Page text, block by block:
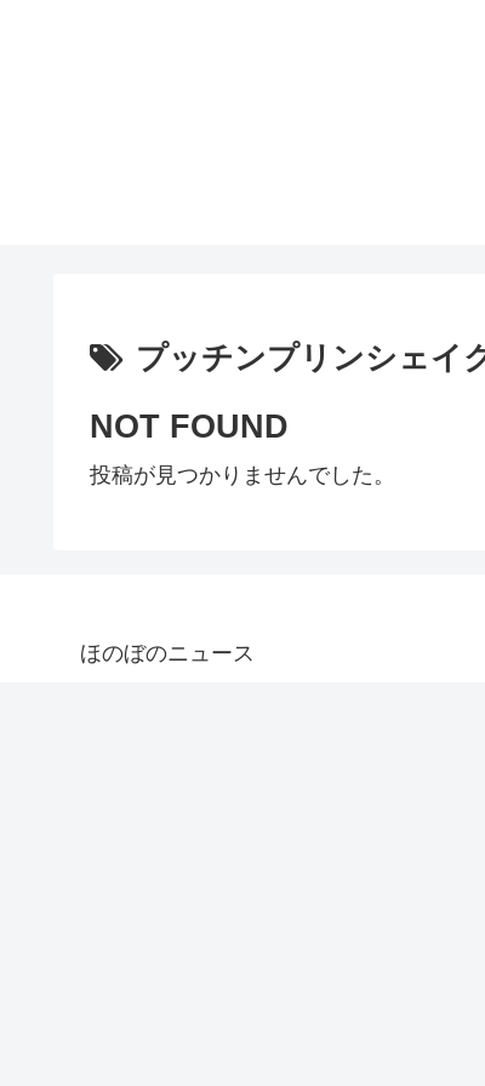
プッチンプリンシェイ
NOT FOUND
投稿が見つかりませんでした。
ほのぼのニュース